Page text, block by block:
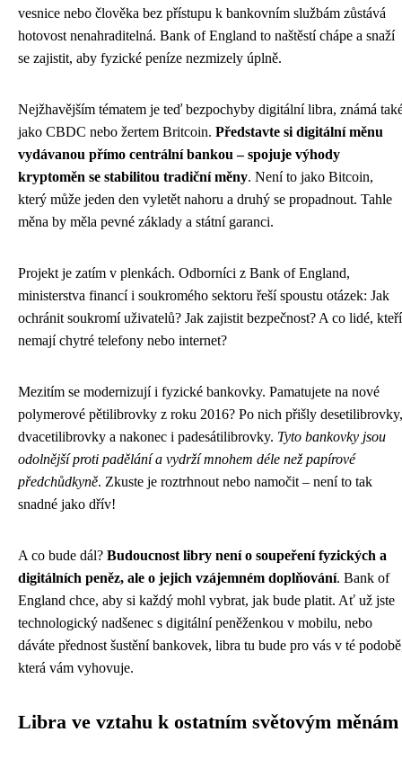
vesnice nebo člověka bez přístupu k bankovním službám zůstává
hotovost nenahraditelná. Bank of England to naštěstí chápe a snaží
se zajistit, aby fyzické peníze nezmizely úplně.
Nejžhavějším tématem je teď bezpochyby digitální libra, známá
jako CBDC nebo žertem Britcoin. Představte si digitální měnu
vydávanou přímo centrální bankou – spojuje výhody
kryptoměn se stabilitou tradiční měny. Není to jako Bitcoin,
který může jeden den vyletět nahoru a druhý se propadnout. Tahle
měna by měla pevné základy a státní garanci.
Projekt je zatím v plenkách. Odborníci z Bank of England,
ministerstva financí i soukromého sektoru řeší spoustu otázek: Jak
ochránit soukromí uživatelů? Jak zajistit bezpečnost? A co lidé, kteří
nemají chytré telefony nebo internet?
Mezitím se modernizují i fyzické bankovky. Pamatujete na nové
polymerové pětilibrovky z roku 2016? Po nich přišly desetilibrovky,
dvacetilibrovky a nakonec i padesátilibrovky. Tyto bankovky jsou
odolnější proti padělání a vydrží mnohem déle než papírové
předchůdkyně. Zkuste je roztrhnout nebo namočit – není to tak
snadné jako dřív!
A co bude dál? Budoucnost libry není o soupeření fyzických a
digitálních peněz, ale o jejich vzájemném doplňování. Bank of
England chce, aby si každý mohl vybrat, jak bude platit. Ať už jste
technologický nadšenec s digitální peněženkou v mobilu, nebo
dáváte přednost šustění bankovek, libra tu bude pro vás v té
která vám vyhovuje.
Libra ve vztahu k ostatním světovým měnám